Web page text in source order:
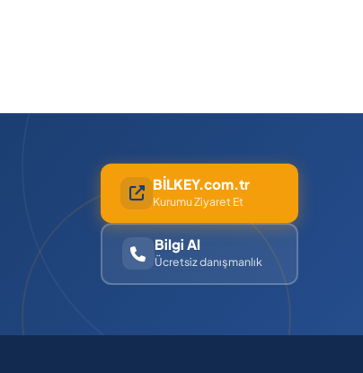
BİLKEY.com.tr
Kurumu Ziyaret Et
Bilgi Al
Ücretsiz danışmanlık